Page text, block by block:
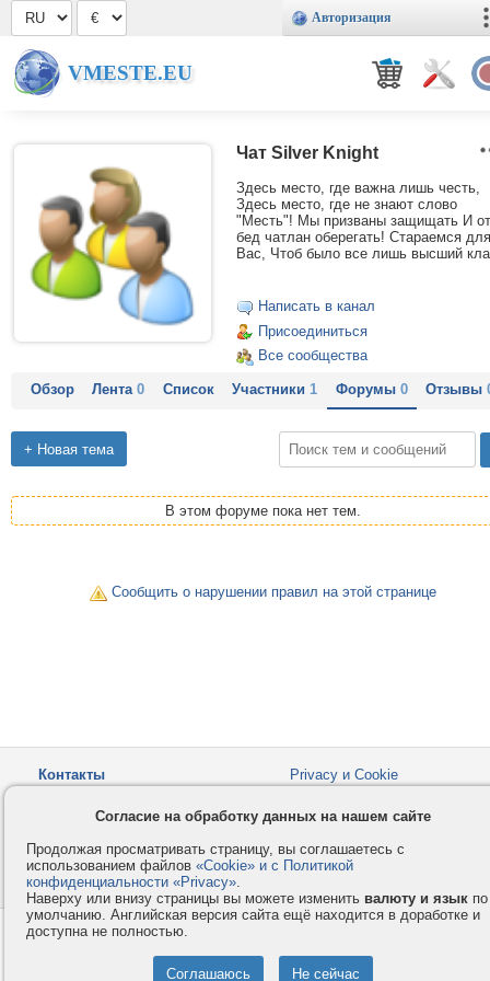
Авторизация
VMESTE.EU
Чат Silver Knight
Здесь место, где важна лишь честь,
Здесь место, где не знают слово
"Месть"! Мы призваны защищать И от
бед чатлан оберегать! Стараемся для
Вас, Чтоб было все лишь высший
Написать в канал
Присоединиться
Все сообщества
Обзор Лента0 Список Участники1 Форумы 0 Отзывы
В этом форуме пока нет тем.
Сообщить о нарушении правил на этой странице
Контакты
Privacy и Cookie
Как оплатить
Форумы
© 2008-2026VMESTE.EU
Согласие на обработку данных на нашем сайте
Продолжая просматривать страницу, вы соглашаетесь с
использованием файлов «Cookie» и с Политикой
конфиденциальности «Privacy».
Наверху или внизу страницы вы можете изменить валюту и язык по
умолчанию. Английская версия сайта ещё находится в доработке и
доступна не полностью.